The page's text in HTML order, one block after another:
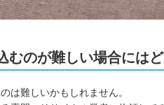
むのが難しい場合には
は難しいかもしれません。